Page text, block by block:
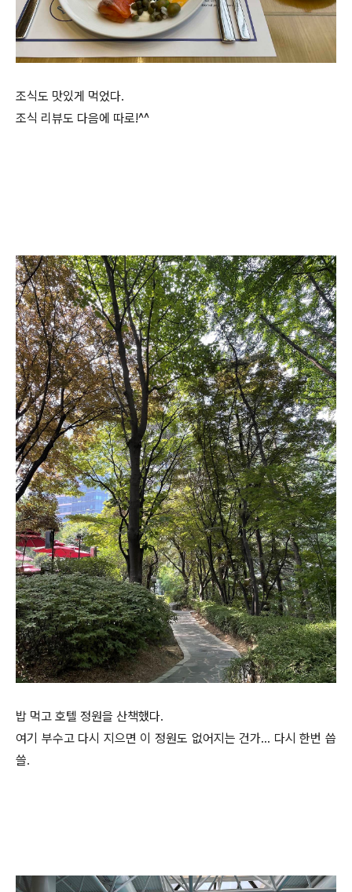
조식도 맛있게 먹었다.
조식 리뷰도 다음에 따로!^^
밥 먹고 호텔 정원을 산책했다.
여기 부수고 다시 지으면 이 정원도 없어지는 건가… 다시 한번 씁
쓸.